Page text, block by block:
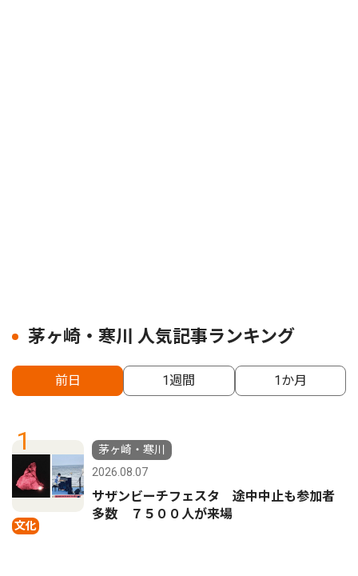
茅ヶ崎・寒川 人気記事ランキング
前日 1週間 1か月
1
文化
茅ヶ崎・寒川
2026.08.07
サザンビーチフェスタ 途中中止も参加者
多数 ７５００人が来場